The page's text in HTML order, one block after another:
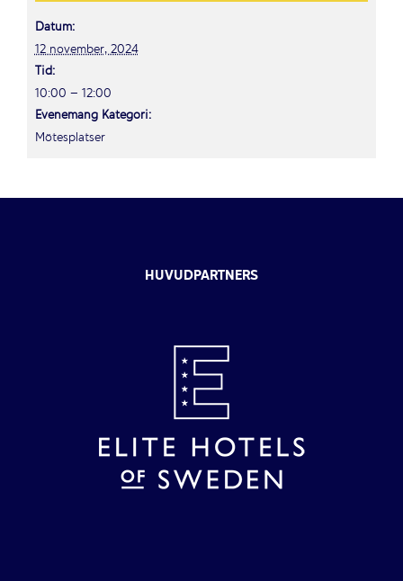
Datum:
12 november, 2024
Tid:
10:00 – 12:00
Evenemang Kategori:
Mötesplatser
HUVUDPARTNERS